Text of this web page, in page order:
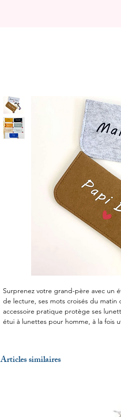
Surprenez votre grand-père avec un
de lecture, ses mots croisés du
accessoire pratique protège ses
étui à lunettes pour homme, à la fois
Articles similaires